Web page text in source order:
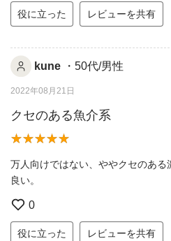
役に立った レビューを共有
kune ・50代/男性
2022年08月21日
クセのある魚介系
万人向けではない、ややクセのある
良い。
0
役に立った レビューを共有